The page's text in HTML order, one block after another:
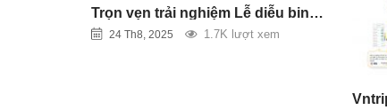
Trọn vẹn trải nghiệm Lễ diễu binh
2/924 Th8, 2025 1.7K lượt xem